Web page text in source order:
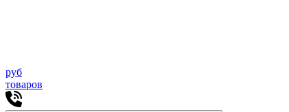
руб
товаров